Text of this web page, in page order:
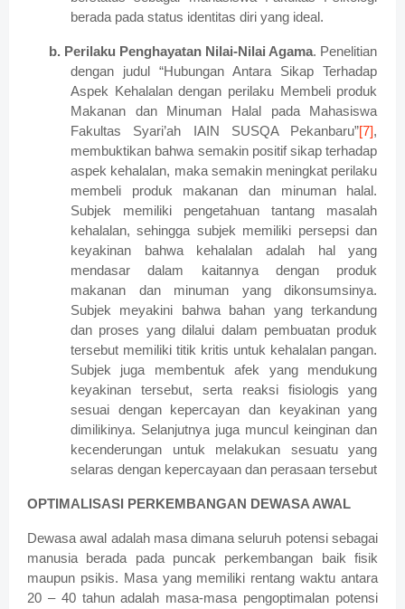
berada pada status identitas diri yang ideal.
b. Perilaku Penghayatan Nilai-Nilai Agama. Penelitian
dengan judul “Hubungan Antara Sikap Terhadap
Aspek Kehalalan dengan perilaku Membeli produk
Makanan dan Minuman Halal pada Mahasiswa
Fakultas Syari’ah IAIN SUSQA Pekanbaru”[7],
membuktikan bahwa semakin positif sikap terhadap
aspek kehalalan, maka semakin meningkat perilaku
membeli produk makanan dan minuman halal.
Subjek memiliki pengetahuan tantang masalah
kehalalan, sehingga subjek memiliki persepsi dan
keyakinan bahwa kehalalan adalah hal yang
mendasar dalam kaitannya dengan produk
makanan dan minuman yang dikonsumsinya.
Subjek meyakini bahwa bahan yang terkandung
dan proses yang dilalui dalam pembuatan produk
tersebut memiliki titik kritis untuk kehalalan pangan.
Subjek juga membentuk afek yang mendukung
keyakinan tersebut, serta reaksi fisiologis yang
sesuai dengan kepercayan dan keyakinan yang
dimilikinya. Selanjutnya juga muncul keinginan dan
kecenderungan untuk melakukan sesuatu yang
selaras dengan kepercayaan dan perasaan tersebut
OPTIMALISASI PERKEMBANGAN DEWASA AWAL
Dewasa awal adalah masa dimana seluruh potensi sebagai
manusia berada pada puncak perkembangan baik fisik
maupun psikis. Masa yang memiliki rentang waktu antara
20 – 40 tahun adalah masa-masa pengoptimalan potensi